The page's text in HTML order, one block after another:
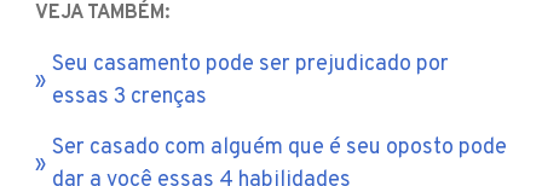
VEJA TAMBÉM:
Seu casamento pode ser prejudicado por
essas 3 crenças
Ser casado com alguém que é seu oposto pode